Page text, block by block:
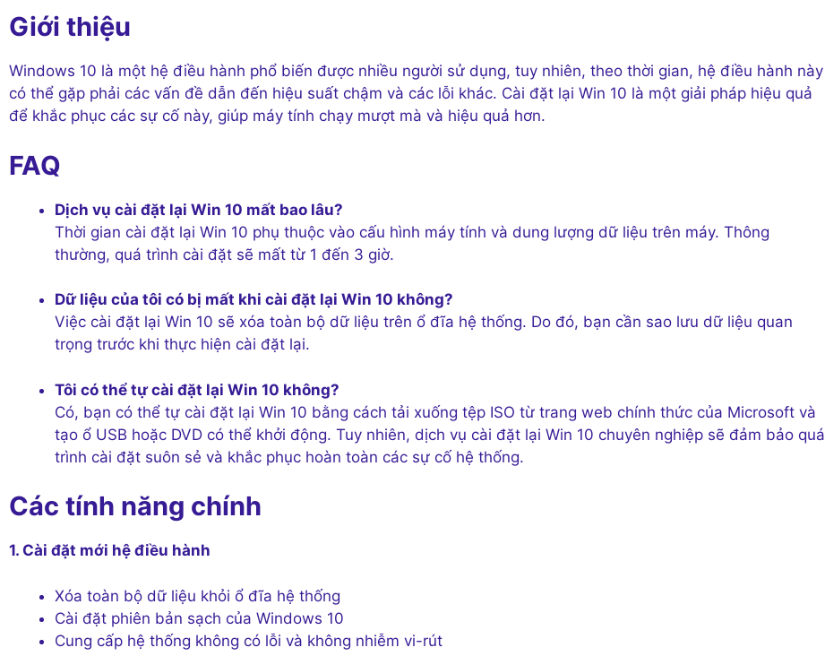
Giới thiệu
Windows 10 là một hệ điều hành phổ biến được nhiều người sử dụng, tuy nhiên, theo thời gian, hệ điều hành này
có thể gặp phải các vấn đề dẫn đến hiệu suất chậm và các lỗi khác. Cài đặt lại Win 10 là một giải pháp hiệu quả
để khắc phục các sự cố này, giúp máy tính chạy mượt mà và hiệu quả hơn.
FAQ
Dịch vụ cài đặt lại Win 10 mất bao lâu?
Thời gian cài đặt lại Win 10 phụ thuộc vào cấu hình máy tính và dung lượng dữ liệu trên máy. Thông
thường, quá trình cài đặt sẽ mất từ 1 đến 3 giờ.
Dữ liệu của tôi có bị mất khi cài đặt lại Win 10 không?
Việc cài đặt lại Win 10 sẽ xóa toàn bộ dữ liệu trên ổ đĩa hệ thống. Do đó, bạn cần sao lưu dữ liệu quan
trọng trước khi thực hiện cài đặt lại.
Tôi có thể tự cài đặt lại Win 10 không?
Có, bạn có thể tự cài đặt lại Win 10 bằng cách tải xuống tệp ISO từ trang web chính thức của Microsoft và
tạo ổ USB hoặc DVD có thể khởi động. Tuy nhiên, dịch vụ cài đặt lại Win 10 chuyên nghiệp sẽ đảm bảo quá
trình cài đặt suôn sẻ và khắc phục hoàn toàn các sự cố hệ thống.
Các tính năng chính
1. Cài đặt mới hệ điều hành
Xóa toàn bộ dữ liệu khỏi ổ đĩa hệ thống
Cài đặt phiên bản sạch của Windows 10
Cung cấp hệ thống không có lỗi và không nhiễm vi-rút